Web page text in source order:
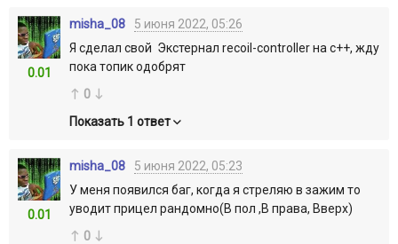
0.01
misha_08
5 июня 2022, 05:26
Я сделал свой Экстернал recoil-controller на c++, жду
пока топик одобрят
0
Показать 1 ответ
0.01
misha_08
5 июня 2022, 05:23
У меня появился баг, когда я стреляю в зажим то
уводит прицел рандомно(В пол ,В права, Вверх)
0